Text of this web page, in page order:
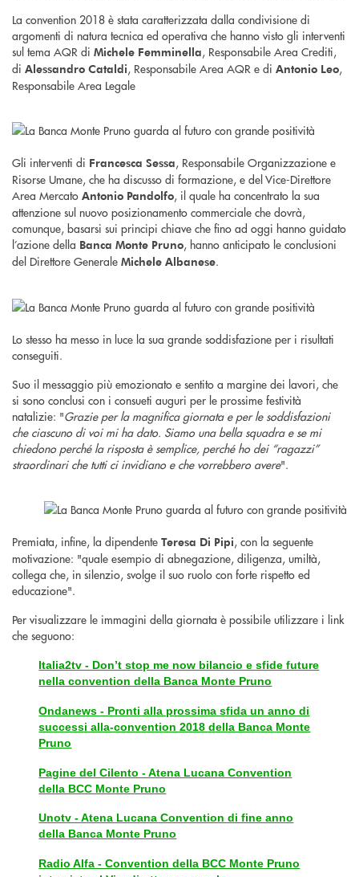
La convention 2018 è stata caratterizzata dalla condivisione di
argomenti di natura tecnica ed operativa che hanno visto gli interventi
sul tema AQR di Michele Femminella, Responsabile Area Crediti,
di Alessandro Cataldi, Responsabile Area AQR e di Antonio Leo,
Responsabile Area Legale
Gli interventi di Francesca Sessa, Responsabile Organizzazione e
Risorse Umane, che ha discusso di formazione, e del Vice-Direttore
Area Mercato Antonio Pandolfo, il quale ha concentrato la sua
attenzione sul nuovo posizionamento commerciale che dovrà,
comunque, basarsi sui principi chiave che fino ad oggi hanno guidato
l’azione della Banca Monte Pruno, hanno anticipato le conclusioni
del Direttore Generale Michele Albanese.
Lo stesso ha messo in luce la sua grande soddisfazione per i risultati
conseguiti.
Suo il messaggio più emozionato e sentito a margine dei lavori, che
si sono conclusi con i consueti auguri per le prossime festività
natalizie: "Grazie per la magnifica giornata e per le soddisfazioni
che ciascuno di voi mi ha dato. Siamo una bella squadra e se mi
chiedono perché la risposta è semplice, perché ho dei “ragazzi”
straordinari che tutti ci invidiano e che vorrebbero avere".
Premiata, infine, la dipendente Teresa Di Pipi, con la seguente
motivazione: "quale esempio di abnegazione, diligenza, umiltà,
collega che, in silenzio, svolge il suo ruolo con forte rispetto ed
educazione".
Per visualizzare le immagini della giornata è possibile utilizzare i link
che seguono:
Italia2tv - Don’t stop me now bilancio e sfide future
nella convention della Banca Monte Pruno
Ondanews - Pronti alla prossima sfida un anno di
successi alla-convention 2018 della Banca Monte
Pruno
Pagine del Cilento - Atena Lucana Convention
della BCC Monte Pruno
Unotv - Atena Lucana Convention di fine anno
della Banca Monte Pruno
Radio Alfa - Convention della BCC Monte Pruno